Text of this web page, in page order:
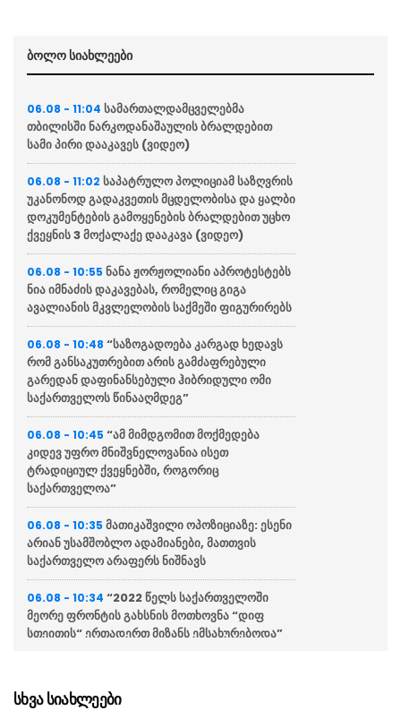
ბოლო სიახლეები
06.08 - 11:04 სამართალდამცველებმა
თბილისში ნარკოდანაშაულის ბრალდებით
სამი პირი დააკავეს (ვიდეო)
06.08 - 11:02 საპატრულო პოლიციამ საზღვრის
უკანონოდ გადაკვეთის მცდელობისა და ყალბი
დოკუმენტების გამოყენების ბრალდებით უცხო
ქვეყნის 3 მოქალაქე დააკავა (ვიდეო)
06.08 - 10:55 ნანა ჟორჟოლიანი აპროტესტებს
ნია იმნაძის დაკავებას, რომელიც გიგა
ავალიანის მკვლელობის საქმეში ფიგურირებს
06.08 - 10:48 “საზოგადოება კარგად ხედავს
რომ განსაკუთრებით არის გამძაფრებული
გარედან დაფინანსებული ჰიბრიდული ომი
საქართველოს წინააღმდეგ”
06.08 - 10:45 “ამ მიმდგომით მოქმედება
კიდევ უფრო მნიშვნელოვანია ისეთ
ტრადიციულ ქვეყნებში, როგორიც
საქართველოა”
06.08 - 10:35 მათიკაშვილი ოპოზიციაზე: ესენი
არიან უსამშობლო ადამიანები, მათთვის
საქართველო არაფერს ნიშნავს
06.08 - 10:34 “2022 წელს საქართველოში
მეორე ფრონტის გახსნის მოთხოვნა “დიფ
სთეითის“ ერთადერთ მიზანს ემსახურებოდა”
წინააღმდეგ მიმართული საბოტაჟი და მტრობა
შერჩება, სულ ტყუილად”
სხვა სიახლეები